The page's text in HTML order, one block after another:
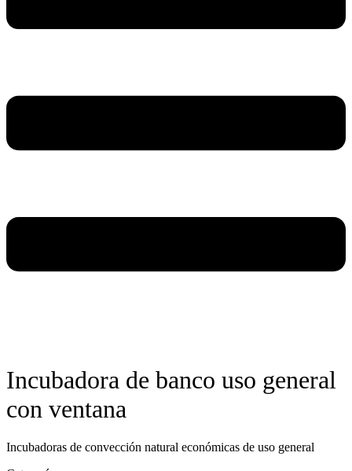
Incubadora de banco uso general
con ventana
Incubadoras de convección natural económicas de uso general